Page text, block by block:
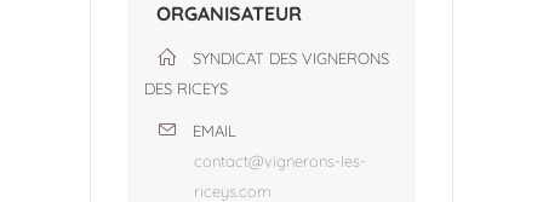
ORGANISATEUR
SYNDICAT DES VIGNERONS
DES RICEYS
EMAIL
contact@vignerons-les-
riceys.com